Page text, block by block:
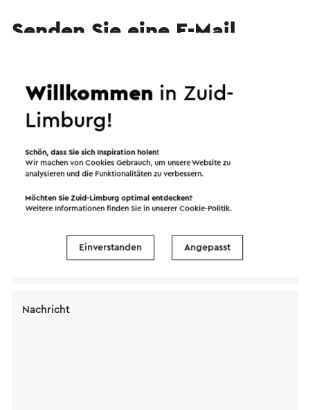
Senden Sie eine E-Mail
Senden Sie eine E-Mail an Hotel & Spaans/Italiaans
Restaurant La Casa. Ihre Nachricht wird sofort nach
dem Klicken auf "Senden" gesendet. Unsere
Datenschutzerklärung erläutert, wie Visit Zuid-
Limburg mit Ihren persönlichen Daten umgeht.
Nachricht
Willkommen in Zuid-
Limburg!
Schön, dass Sie sich Inspiration holen!
Wir machen von Cookies Gebrauch, um unsere Website zu
analysieren und die Funktionalitäten zu verbessern.
Möchten Sie Zuid-Limburg optimal entdecken?
Weitere Informationen finden Sie in unsererCookie-Politik.
Einverstanden Angepasst